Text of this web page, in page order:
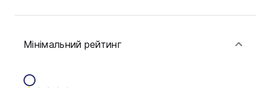
Мінімальний рейтинг